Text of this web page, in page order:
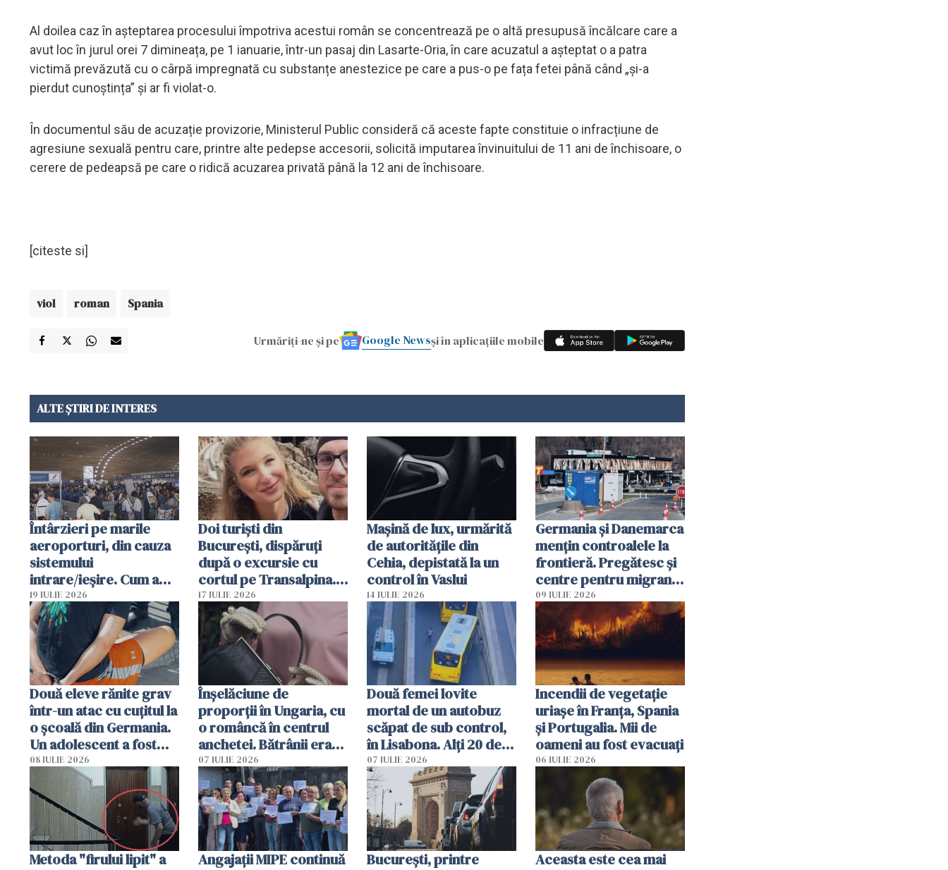
Al doilea caz în așteptarea procesului împotriva acestui român se concentrează pe o altă presupusă încălcare care a
avut loc în jurul orei 7 dimineața, pe 1 ianuarie, într-un pasaj din Lasarte-Oria, în care acuzatul a așteptat o a patra
victimă prevăzută cu o cârpă impregnată cu substanțe anestezice pe care a pus-o pe fața fetei până când „și-a
pierdut cunoștința” și ar fi violat-o.
În documentul său de acuzație provizorie, Ministerul Public consideră că aceste fapte constituie o infracțiune de
agresiune sexuală pentru care, printre alte pedepse accesorii, solicită imputarea învinuitului de 11 ani de închisoare, o
cerere de pedeapsă pe care o ridică acuzarea privată până la 12 ani de închisoare.
[citeste si]
viol roman Spania
Urmăriți-ne și pe Google Newsși în aplicațiile mobile
ALTE ȘTIRI DE INTERES
Întârzieri pe marile
aeroporturi, din cauza
sistemului
intrare/ieșire. Cum a
ajuns o femeie să fie
arestată în Cluj-Napoca
19 IULIE 2026
Doi turiști din
București, dispăruți
după o excursie cu
cortul pe Transalpina.
Poliția și familia îi caută
17 IULIE 2026
Mașină de lux, urmărită
de autoritățile din
Cehia, depistată la un
control în Vaslui
14 IULIE 2026
Germania și Danemarca
mențin controalele la
frontieră. Pregătesc și
centre pentru migranții
respinși din UE
09 IULIE 2026
Două eleve rănite grav
într-un atac cu cuțitul la
o școală din Germania.
Un adolescent a fost
arestat
08 IULIE 2026
Înșelăciune de
proporții în Ungaria, cu
o româncă în centrul
anchetei. Bătrânii erau
puși să lase la poartă
genți cu aur și bani
07 IULIE 2026
Două femei lovite
mortal de un autobuz
scăpat de sub control,
în Lisabona. Alți 20 de
oameni sunt răniți
07 IULIE 2026
Incendii de vegetație
uriașe în Franța, Spania
și Portugalia. Mii de
oameni au fost evacuați
06 IULIE 2026
Metoda "firului lipit" a
Angajaţii MIPE continuă
București, printre
Aceasta este cea mai